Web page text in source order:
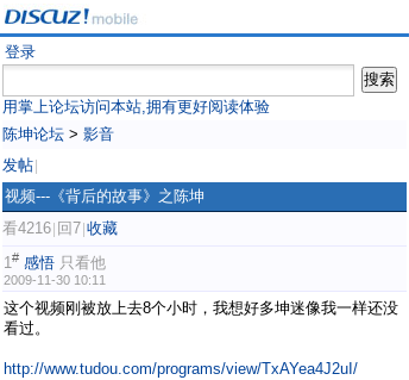
登录
用掌上论坛访问本站,拥有更好阅读体验
陈坤论坛 > 影音
发帖
视频---《背后的故事》之陈坤
看4216 回7 收藏
1# 感悟 只看他
2009-11-30 10:11
这个视频刚被放上去8个小时，我想好多坤迷像我一样还没
看过。
http://www.tudou.com/programs/view/TxAYea4J2uI/